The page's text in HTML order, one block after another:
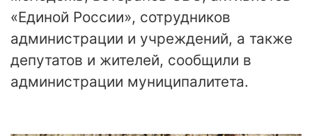
«Единой России», сотрудников
администрации и учреждений, а также
депутатов и жителей, сообщили в
администрации муниципалитета.